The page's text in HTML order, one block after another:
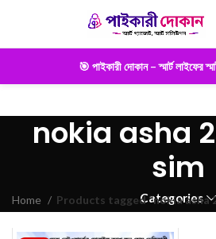
🎯 পাইকারী দোকান – স্মার্ট লাইফের
nokia asha
sim
Categories
Home Products tagged “nokia asha